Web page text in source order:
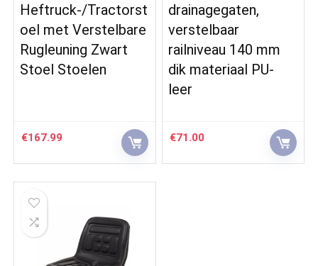
Heftruck-/Tractorst
oel met Verstelbare
Rugleuning Zwart
Stoel Stoelen
€167.99
drainagegaten,
verstelbaar
railniveau 140 mm
dik materiaal PU-
leer
€71.00